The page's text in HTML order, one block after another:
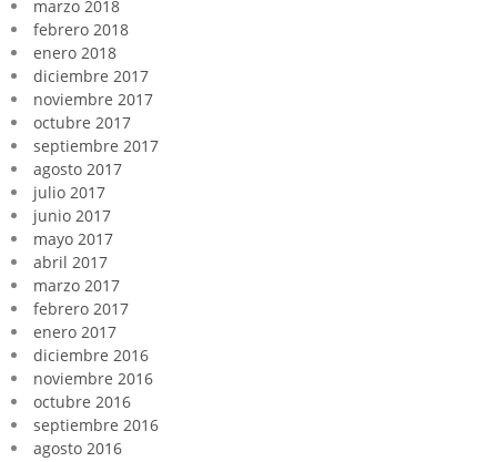
marzo 2018
febrero 2018
enero 2018
diciembre 2017
noviembre 2017
octubre 2017
septiembre 2017
agosto 2017
julio 2017
junio 2017
mayo 2017
abril 2017
marzo 2017
febrero 2017
enero 2017
diciembre 2016
noviembre 2016
octubre 2016
septiembre 2016
agosto 2016